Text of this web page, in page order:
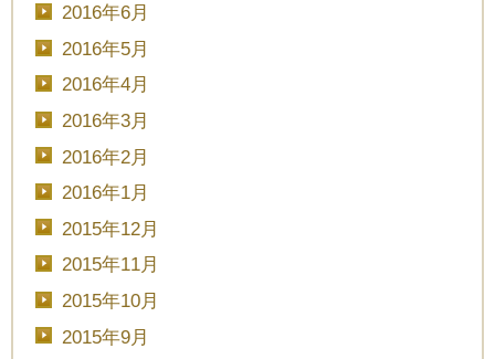
2016年6月
2016年5月
2016年4月
2016年3月
2016年2月
2016年1月
2015年12月
2015年11月
2015年10月
2015年9月